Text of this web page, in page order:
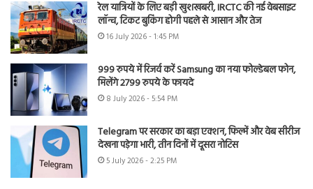
रेल यात्रियों के लिए बड़ी खुशखबरी, IRCTC की नई वेबसाइट
लॉन्च, टिकट बुकिंग होगी पहले से आसान और तेज
16 July 2026 - 1:45 PM
999 रुपये में रिजर्व करें Samsung का नया फोल्डेबल फोन,
मिलेंगे 2799 रुपये के फायदे
8 July 2026 - 5:54 PM
Telegram पर सरकार का बड़ा एक्शन, फिल्में और वेब सीरीज
देखना पड़ेगा भारी, तीन दिनों में दूसरा नोटिस
5 July 2026 - 2:25 PM